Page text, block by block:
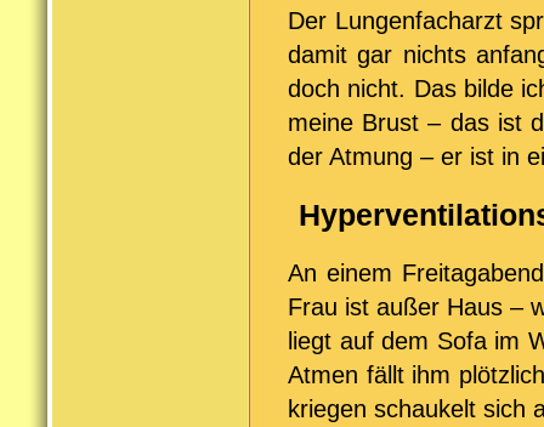
Der Lungenfacharzt
damit gar nichts
doch nicht. Das bilde
meine Brust – das ist
der Atmung – er ist in
An einem
Frau ist außer Haus –
liegt auf dem Sofa im
Atmen fällt ihm
kriegen schaukelt sich